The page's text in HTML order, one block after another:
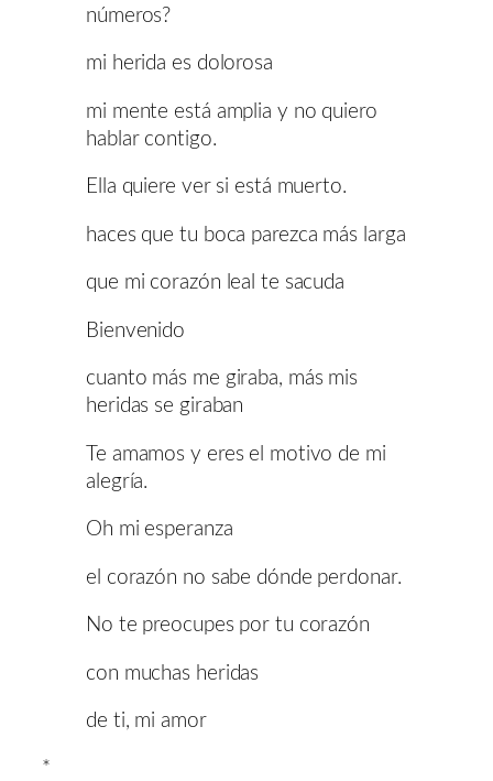
números?
mi herida es dolorosa
mi mente está amplia y no quiero
hablar contigo.
Ella quiere ver si está muerto.
haces que tu boca parezca más larga
que mi corazón leal te sacuda
Bienvenido
cuanto más me giraba, más mis
heridas se giraban
Te amamos y eres el motivo de mi
alegría.
Oh mi esperanza
el corazón no sabe dónde perdonar.
No te preocupes por tu corazón
con muchas heridas
de ti, mi amor
*